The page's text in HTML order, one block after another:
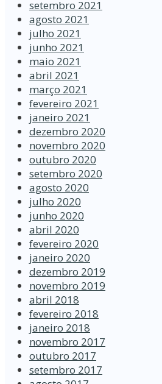
setembro 2021
agosto 2021
julho 2021
junho 2021
maio 2021
abril 2021
março 2021
fevereiro 2021
janeiro 2021
dezembro 2020
novembro 2020
outubro 2020
setembro 2020
agosto 2020
julho 2020
junho 2020
abril 2020
fevereiro 2020
janeiro 2020
dezembro 2019
novembro 2019
abril 2018
fevereiro 2018
janeiro 2018
novembro 2017
outubro 2017
setembro 2017